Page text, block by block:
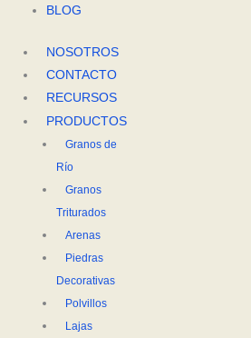
BLOG
NOSOTROS
CONTACTO
RECURSOS
PRODUCTOS
Granos de
Río
Granos
Triturados
Arenas
Piedras
Decorativas
Polvillos
Lajas